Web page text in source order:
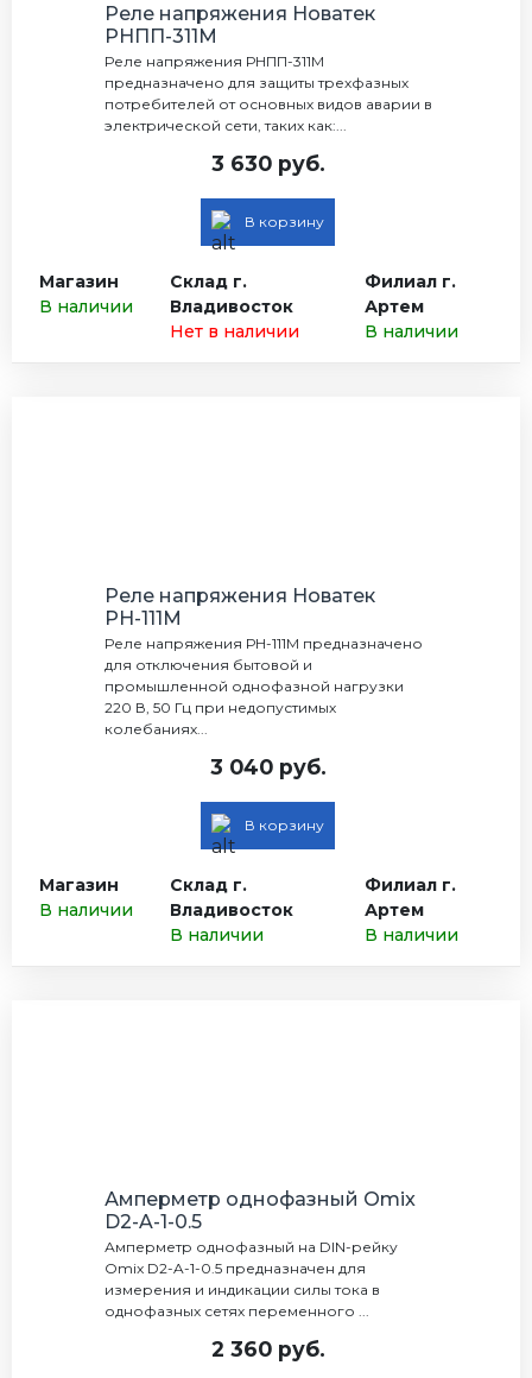
Реле напряжения Новатек
РНПП-311М
Реле напряжения РНПП-311М
предназначено для защиты трехфазных
потребителей от основных видов аварии в
электрической сети, таких как:...
3 630 руб.
В корзину
Магазин
В наличии
Склад г.
Владивосток
Нет в наличии
Филиал г.
Артем
В наличии
Реле напряжения Новатек
РН-111М
Реле напряжения РН-111М предназначено
для отключения бытовой и
промышленной однофазной нагрузки
220 В, 50 Гц при недопустимых
колебаниях...
3 040 руб.
В корзину
Магазин
В наличии
Склад г.
Владивосток
В наличии
Филиал г.
Артем
В наличии
Амперметр однофазный Omix
D2-A-1-0.5
Амперметр однофазный на DIN-рейку
Omix D2-A-1-0.5 предназначен для
измерения и индикации силы тока в
однофазных сетях переменного ...
2 360 руб.